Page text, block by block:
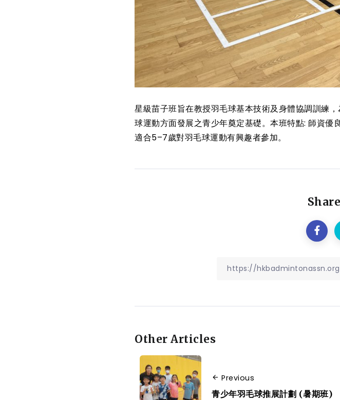
星級苗子班旨在教授羽毛球基本技術及身體協調訓練
球運動方面發展之青少年奠定基礎。本班特點: 師資優
適合5–7歲對羽毛球運動有興趣者參加。
Other Articles
Previous
青少年羽毛球推展計劃 (暑期班)